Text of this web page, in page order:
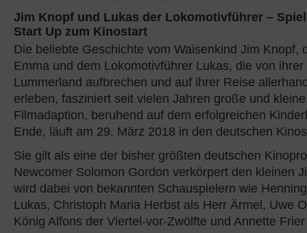
Jim Knopf und Lukas der Lokomotivführer –
Start Up zum Kinostart
Die beliebte Geschichte vom Waisenkind Jim Knopf,
Emma und dem Lokomotivführer Lukas, die von
Lummerland aufbrechen und auf ihrer Reise
erleben, fasziniert seit vielen Jahren große und
Filmadaption, beruhend auf dem erfolgreichen
Ende, läuft am 29. März 2018 in den deutschen
Sie gilt als eine der bisher größten deutschen
Newcomer Solomon Gordon verkörpert den kleinen
wird dabei von bekannten Schauspielern wie
Lukas, Christoph Maria Herbst als Herr Ärmel, Uwe
König Alfons der Viertel-vor-Zwölfte und Annette